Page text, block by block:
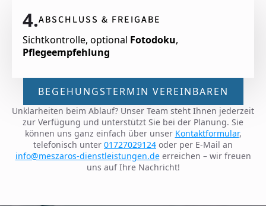
4.ABSCHLUSS & FREIGABE
Sichtkontrolle, optional Fotodoku,
Pflegeempfehlung
BEGEHUNGSTERMIN VEREINBAREN
Unklarheiten beim Ablauf? Unser Team steht Ihnen jederzeit
zur Verfügung und unterstützt Sie bei der Planung. Sie
können uns ganz einfach über unser Kontaktformular,
telefonisch unter 01727029124 oder per E-Mail an
info@meszaros-dienstleistungen.deerreichen – wir freuen
uns auf Ihre Nachricht!